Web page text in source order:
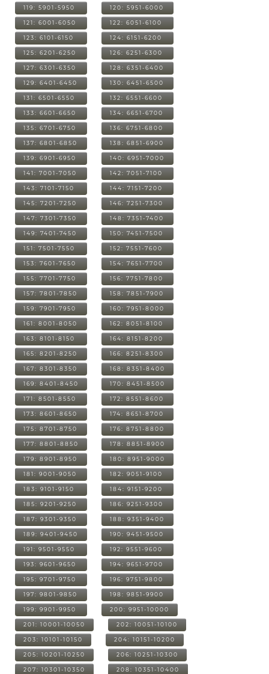
119: 5901-5950 120: 5951-6000
121: 6001-6050 122: 6051-6100
123: 6101-6150 124: 6151-6200
125: 6201-6250 126: 6251-6300
127: 6301-6350 128: 6351-6400
129: 6401-6450 130: 6451-6500
131: 6501-6550 132: 6551-6600
133: 6601-6650 134: 6651-6700
135: 6701-6750 136: 6751-6800
137: 6801-6850 138: 6851-6900
139: 6901-6950 140: 6951-7000
141: 7001-7050 142: 7051-7100
143: 7101-7150 144: 7151-7200
145: 7201-7250 146: 7251-7300
147: 7301-7350 148: 7351-7400
149: 7401-7450 150: 7451-7500
151: 7501-7550 152: 7551-7600
153: 7601-7650 154: 7651-7700
155: 7701-7750 156: 7751-7800
157: 7801-7850 158: 7851-7900
159: 7901-7950 160: 7951-8000
161: 8001-8050 162: 8051-8100
163: 8101-8150 164: 8151-8200
165: 8201-8250 166: 8251-8300
167: 8301-8350 168: 8351-8400
169: 8401-8450 170: 8451-8500
171: 8501-8550 172: 8551-8600
173: 8601-8650 174: 8651-8700
175: 8701-8750 176: 8751-8800
177: 8801-8850 178: 8851-8900
179: 8901-8950 180: 8951-9000
181: 9001-9050 182: 9051-9100
183: 9101-9150 184: 9151-9200
185: 9201-9250 186: 9251-9300
187: 9301-9350 188: 9351-9400
189: 9401-9450 190: 9451-9500
191: 9501-9550 192: 9551-9600
193: 9601-9650 194: 9651-9700
195: 9701-9750 196: 9751-9800
197: 9801-9850 198: 9851-9900
199: 9901-9950 200: 9951-10000
201: 10001-10050 202: 10051-10100
203: 10101-10150 204: 10151-10200
205: 10201-10250 206: 10251-10300
207: 10301-10350 208: 10351-10400